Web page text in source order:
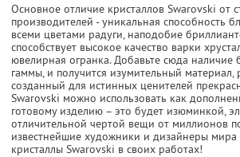
Основное отличие кристаллов Swarovski от
производителей - уникальная способность
всеми цветами радуги, наподобие
способствует высокое качество варки
ювелирная огранка. Добавьте сюда наличие
гаммы, и получится изумительный материал,
созданный для истинных ценителей
Swarovski можно использовать как
готовому изделию – это будет изюминкой,
отличительной чертой вещи от миллионов
известнейшие художники и дизайнеры мира
кристаллы Swarovski в своих работах!